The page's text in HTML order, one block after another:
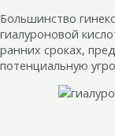
Большинство
гиалуроновой
ранних сроках,
потенциальную